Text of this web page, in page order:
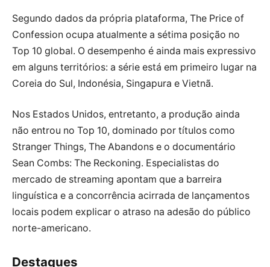
Segundo dados da própria plataforma, The Price of
Confession ocupa atualmente a sétima posição no
Top 10 global. O desempenho é ainda mais expressivo
em alguns territórios: a série está em primeiro lugar na
Coreia do Sul, Indonésia, Singapura e Vietnã.
Nos Estados Unidos, entretanto, a produção ainda
não entrou no Top 10, dominado por títulos como
Stranger Things, The Abandons e o documentário
Sean Combs: The Reckoning. Especialistas do
mercado de streaming apontam que a barreira
linguística e a concorrência acirrada de lançamentos
locais podem explicar o atraso na adesão do público
norte-americano.
Destaques